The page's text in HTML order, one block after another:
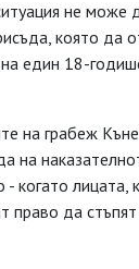
не може
която да
един 18-
на грабеж
на
когато
да